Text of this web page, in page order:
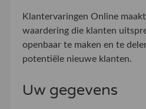
Klantervaringen Online
waardering die klanten
openbaar te maken en te
potentiële nieuwe klanten.
Uw gegevens